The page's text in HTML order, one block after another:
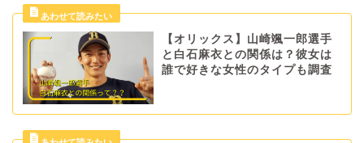
【オリックス】山崎颯一郎選手
と白石麻衣との関係は？彼女は
誰で好きな女性のタイプも調査